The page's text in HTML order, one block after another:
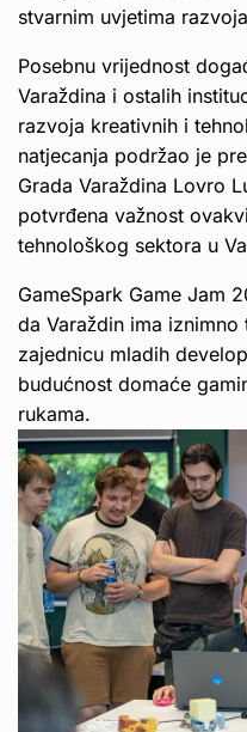
stvarnim uvjetima
Posebnu vrijednost
Varaždina i ostalih
razvoja kreativnih i
natjecanja podržao je
Grada Varaždina Lovro
potvrđena važnost
tehnološkog sektora u
GameSpark Game Jam
da Varaždin ima
zajednicu mladih
budućnost domaće
rukama.